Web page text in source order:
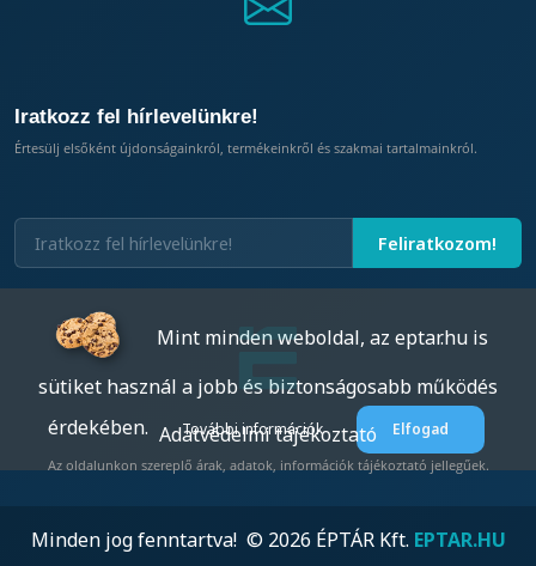
Iratkozz fel hírlevelünkre!
Értesülj elsőként újdonságainkról, termékeinkről és szakmai tartalmainkról.
Adatvédelmi tájékoztató
Az oldalunkon szereplő árak, adatok, információk tájékoztató jellegűek.
Minden jog fenntartva! © 2026 ÉPTÁR Kft. EPTAR.HU
Mint minden weboldal, az eptar.hu is
sütiket használ a jobb és biztonságosabb működés
érdekében.További információk Elfogad